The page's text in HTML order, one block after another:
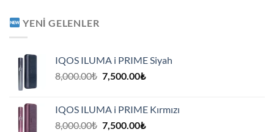
YENI GELENLER
IQOS ILUMA i PRIME Siyah
8,000.00₺ Orijinal
7,500.00₺Şu
7,500.00₺.
IQOS ILUMA i PRIME Kırmızı
8,000.00₺ Orijinal
7,500.00₺Şu